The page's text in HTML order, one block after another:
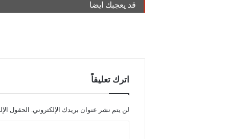
قد يعجبك ايضا
اترك تعليقاً
لن يتم نشر عنوان بريدك الإلكتروني. الحقول